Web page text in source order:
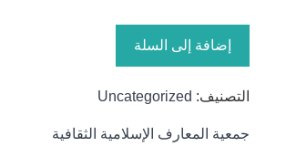
إضافة إلى السلة
التصنيف: Uncategorized
جمعية المعارف الإسلامية الثقافية